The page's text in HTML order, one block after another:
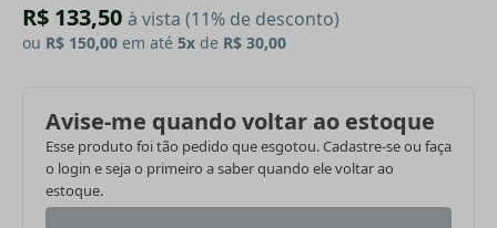
R$ 133,50 à vista (11% de desconto)
ou R$ 150,00 em até 5x de R$ 30,00
Avise-me quando voltar ao estoque
Esse produto foi tão pedido que esgotou. Cadastre-se ou faça
o login e seja o primeiro a saber quando ele voltar ao
estoque.